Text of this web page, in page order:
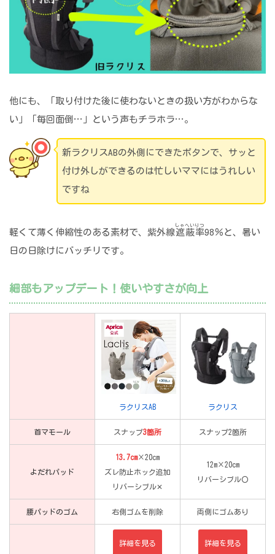
他にも、「取り付けた後に使わないときの扱い方がわからな
い」「毎回面倒…」という声もチラホラ…。
新ラクリスABの外側にできたボタンで、サッと
付け外しができるのは忙しいママにはうれしい
ですね
軽くて薄く伸縮性のある素材で、紫外線 遮蔽率
しゃへいりつ
98％と、暑い
日の日除けにバッチリです。
細部もアップデート！使いやすさが向上
ラクリスAB ラクリス
首マモール スナップ3箇所 スナップ2箇所
よだれパッド
13.7cm×20cm
ズレ防止ホック追加
リバーシブル✕
12m×20cm
リバーシブル〇
腰パッドのゴム 右側ゴムを削除 両側にゴムあり
詳細を見る 詳細を見る